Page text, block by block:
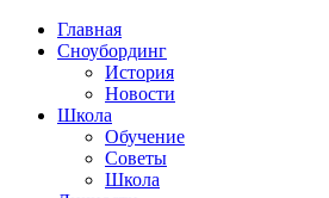
Главная
Сноубординг
История
Новости
Школа
Обучение
Советы
Школа